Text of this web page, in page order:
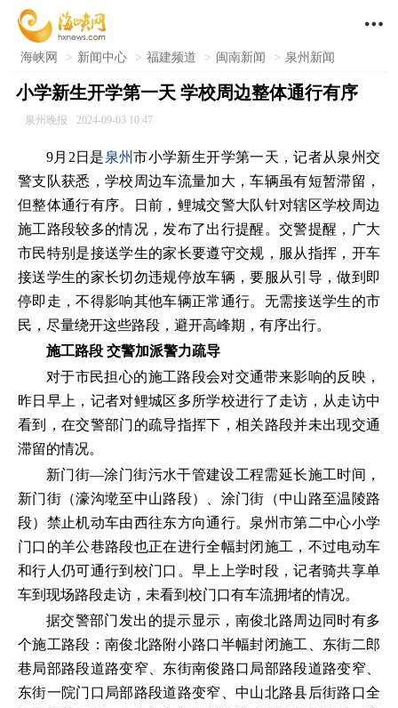

海峡网 > 新闻中心 > 福建频道 > 闽南新闻 > 泉州新闻
小学新生开学第一天 学校周边整体通行有序
泉州晚报 2024-09-03 10:47
9月2日是泉州市小学新生开学第一天，记者从泉州交
警支队获悉，学校周边车流量加大，车辆虽有短暂滞留，
但整体通行有序。日前，鲤城交警大队针对辖区学校周边
施工路段较多的情况，发布了出行提醒。交警提醒，广大
市民特别是接送学生的家长要遵守交规，服从指挥，开车
接送学生的家长切勿违规停放车辆，要服从引导，做到即
停即走，不得影响其他车辆正常通行。无需接送学生的市
民，尽量绕开这些路段，避开高峰期，有序出行。
施工路段 交警加派警力疏导
对于市民担心的施工路段会对交通带来影响的反映，
昨日早上，记者对鲤城区多所学校进行了走访，从走访中
看到，在交警部门的疏导指挥下，相关路段并未出现交通
滞留的情况。
新门街—涂门街污水干管建设工程需延长施工时间，
新门街（濠沟墘至中山路段）、涂门街（中山路至温陵路
段）禁止机动车由西往东方向通行。泉州市第二中心小学
门口的羊公巷路段也正在进行全幅封闭施工，不过电动车
和行人仍可通行到校门口。早上上学时段，记者骑共享单
车到现场路段走访，未看到校门口有车流拥堵的情况。
据交警部门发出的提示显示，南俊北路周边同时有多
个施工路段：南俊北路附小路口半幅封闭施工、东街二郎
巷局部路段道路变窄、东街南俊路口局部路段道路变窄、
东街一院门口局部路段道路变窄、中山北路县后街路口全